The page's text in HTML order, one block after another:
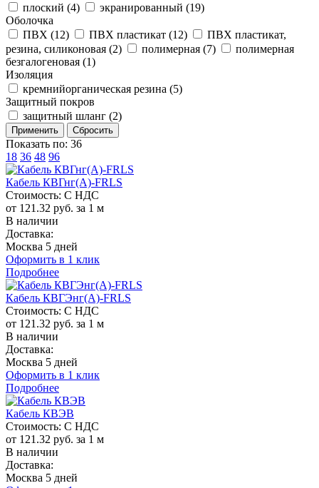
плоский (4) экранированный (19)
Оболочка
ПВХ (12) ПВХ пластикат (12)
ПВХ пластикат,
резина, силиконовая (2) полимерная (7)
полимерная
безгалогеновая (1)
Изоляция
кремнийорганическая резина (5)
Защитный покров
защитный шланг (2)
Показать по: 36
18 36 48 96
Кабель КВГнг(A)-FRLS
Стоимость: С НДС
от 121.32 руб. за 1 м
В наличии
Доставка:
Москва 5 дней
Оформить в 1 клик
Подробнее
Кабель КВГЭнг(A)-FRLS
Стоимость: С НДС
от 121.32 руб. за 1 м
В наличии
Доставка:
Москва 5 дней
Оформить в 1 клик
Подробнее
Кабель КВЭВ
Стоимость: С НДС
от 121.32 руб. за 1 м
В наличии
Доставка:
Москва 5 дней